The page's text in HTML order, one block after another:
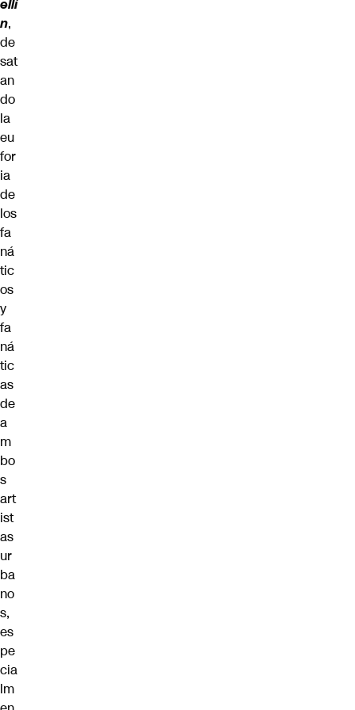
ellí
n,
de
sat
an
do
la
eu
for
ia
de
los
fa
ná
tic
os
y
fa
ná
tic
as
de
a
m
bo
s
art
ist
as
ur
ba
no
s,
es
pe
cia
lm